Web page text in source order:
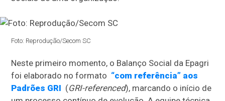
Foto: Reprodução/Secom SC
Neste primeiro momento, o Balanço Social da Epagri
foi elaborado no formato “com referência” aos
Padrões GRI (GRI-referenced), marcando o início de